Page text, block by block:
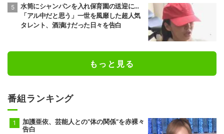
水筒にシャンパンを入れ保育園の送迎に…
「アル中だと思う」一世を風靡した超人気
タレント、酒漬けだった日々を告白
もっと見る
番組ランキング
加護亜依、芸能人との“体の関係”を赤裸々
告白